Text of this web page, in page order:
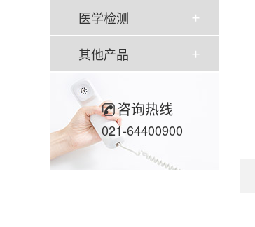
医学检测
其他产品
咨询热线
021-64400900